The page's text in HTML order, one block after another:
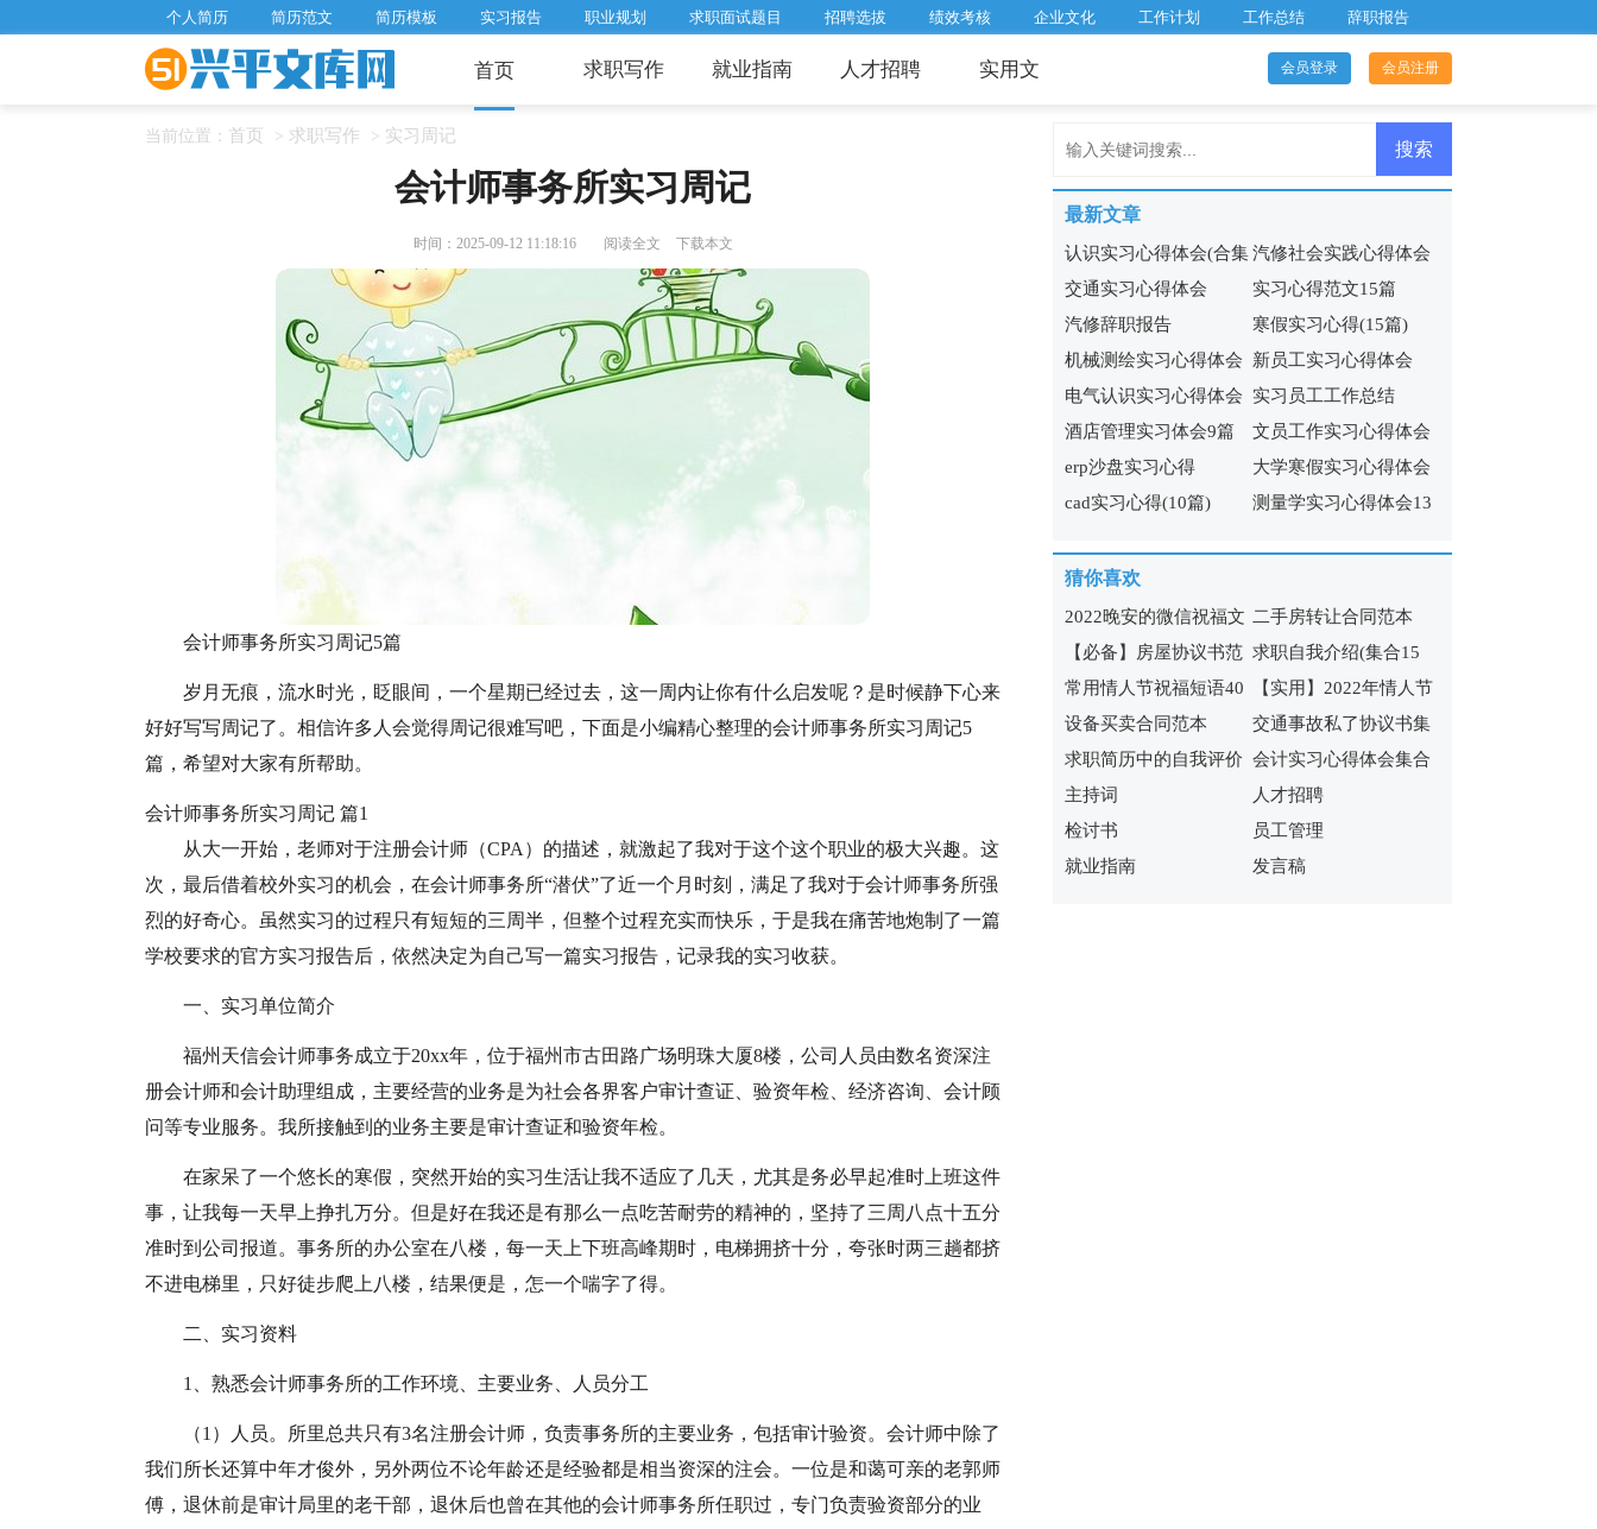
个人简历 简历范文 简历模板 实习报告 职业规划 求职面试题目 招聘选拔 绩效考核 企业文化 工作计划 工作总结 辞职报告
首页 求职写作 就业指南 人才招聘 实用文 会员登录 会员注册
当前位置： 首页 > 求职写作 > 实习周记
会计师事务所实习周记
时间：2025-09-12 11:18:16 阅读全文 下载本文
会计师事务所实习周记5篇
岁月无痕，流水时光，眨眼间，一个星期已经过去，这一周内让你有什么启发呢？是时候静下心来
好好写写周记了。相信许多人会觉得周记很难写吧，下面是小编精心整理的会计师事务所实习周记5
篇，希望对大家有所帮助。
会计师事务所实习周记 篇1
从大一开始，老师对于注册会计师（CPA）的描述，就激起了我对于这个这个职业的极大兴趣。这
次，最后借着校外实习的机会，在会计师事务所“潜伏”了近一个月时刻，满足了我对于会计师事务所强
烈的好奇心。虽然实习的过程只有短短的三周半，但整个过程充实而快乐，于是我在痛苦地炮制了一篇
学校要求的官方实习报告后，依然决定为自己写一篇实习报告，记录我的实习收获。
一、实习单位简介
福州天信会计师事务成立于20xx年，位于福州市古田路广场明珠大厦8楼，公司人员由数名资深注
册会计师和会计助理组成，主要经营的业务是为社会各界客户审计查证、验资年检、经济咨询、会计顾
问等专业服务。我所接触到的业务主要是审计查证和验资年检。
在家呆了一个悠长的寒假，突然开始的实习生活让我不适应了几天，尤其是务必早起准时上班这件
事，让我每一天早上挣扎万分。但是好在我还是有那么一点吃苦耐劳的精神的，坚持了三周八点十五分
准时到公司报道。事务所的办公室在八楼，每一天上下班高峰期时，电梯拥挤十分，夸张时两三趟都挤
不进电梯里，只好徒步爬上八楼，结果便是，怎一个喘字了得。
二、实习资料
1、熟悉会计师事务所的工作环境、主要业务、人员分工
（1）人员。所里总共只有3名注册会计师，负责事务所的主要业务，包括审计验资。会计师中除了
我们所长还算中年才俊外，另外两位不论年龄还是经验都是相当资深的注会。一位是和蔼可亲的老郭师
傅，退休前是审计局里的老干部，退休后也曾在其他的会计师事务所任职过，专门负责验资部分的业
最新文章
认识实习心得体会(合集
15篇)
汽修社会实践心得体会
(5篇)
交通实习心得体会
实习心得范文15篇
汽修辞职报告
寒假实习心得(15篇)
机械测绘实习心得体会
新员工实习心得体会
电气认识实习心得体会
8篇
实习员工工作总结
酒店管理实习体会9篇
文员工作实习心得体会
erp沙盘实习心得
大学寒假实习心得体会
cad实习心得(10篇)
测量学实习心得体会13
猜你喜欢
2022晚安的微信祝福文
案
二手房转让合同范本
【必备】房屋协议书范
文锦集九篇
求职自我介绍(集合15
篇)
常用情人节祝福短语40
条
【实用】2022年情人节
祝福短语汇编65句
设备买卖合同范本
交通事故私了协议书集
合7篇
求职简历中的自我评价
合集15篇
会计实习心得体会集合
15篇
主持词
人才招聘
检讨书
员工管理
就业指南
发言稿